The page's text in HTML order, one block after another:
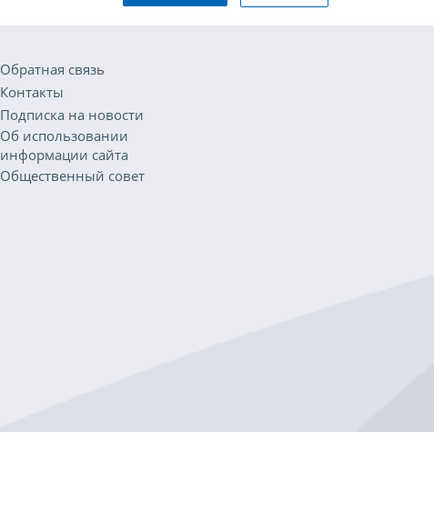
Обратная связь
Контакты
Подписка на новости
Об использовании
информации сайта
Общественный совет